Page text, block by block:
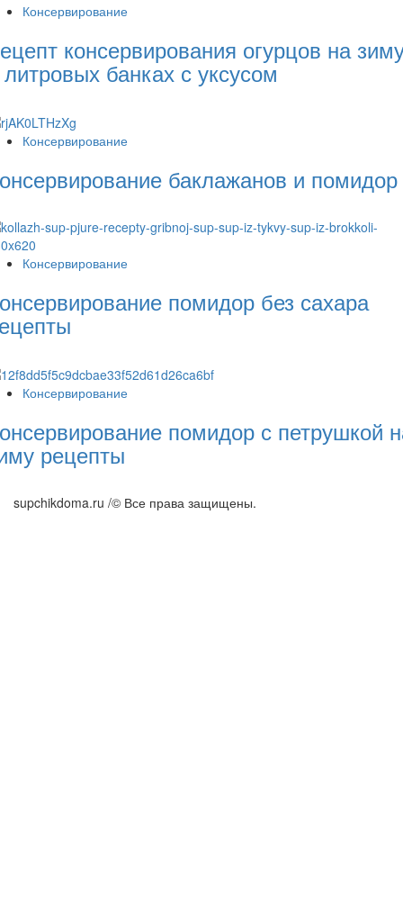
Консервирование
консервирования огурцов на
банках с уксусом
Консервирование
баклажанов и помидор
Консервирование
помидор без сахара
Консервирование
помидор с петрушкой
рецепты
supchikdoma.ru /© Все права защищены.